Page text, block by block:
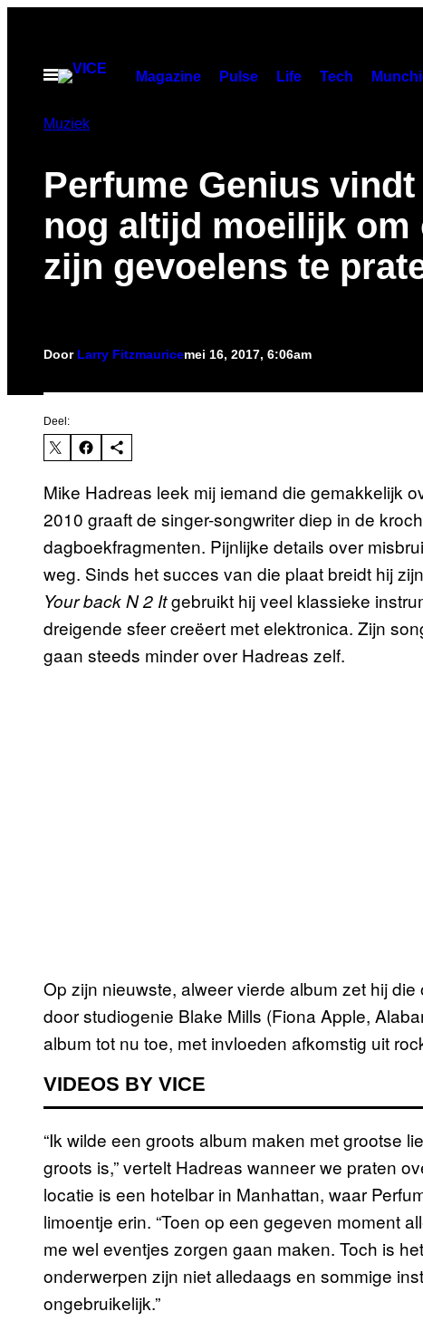
Open
Magazine Pulse Life Tech
Muziek
Perfume Genius vindt
nog altijd moeilijk om
zijn gevoelens te
Door Larry Fitzmauricemei 16, 2017, 6:06am
Deel:
Mike Hadreas leek mij iemand die gemakkelijk
2010 graaft de singer-songwriter diep in de
dagboekfragmenten. Pijnlijke details over
weg. Sinds het succes van die plaat breidt hij
Your back N 2 Itgebruikt hij veel klassieke
dreigende sfeer creëert met elektronica. Zijn
gaan steeds minder over Hadreas zelf.
Op zijn nieuwste, alweer vierde album zet hij
door studiogenie Blake Mills (Fiona Apple,
album tot nu toe, met invloeden afkomstig uit
VIDEOS BY VICE
“Ik wilde een groots album maken met grootse
groots is,” vertelt Hadreas wanneer we praten
locatie is een hotelbar in Manhattan, waar
limoentje erin. “Toen op een gegeven moment
me wel eventjes zorgen gaan maken. Toch is
onderwerpen zijn niet alledaags en sommige
ongebruikelijk.”